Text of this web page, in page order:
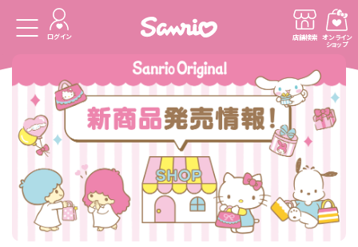
ログイン 店舗検索 オンライン
ショップ